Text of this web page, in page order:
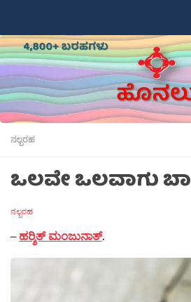
ನಲ್ಬರಹ
ಒಲವೇ ಒಲವಾಗು ಬಾ
ನಲ್ಬರಹ
–ಹರ‍್ಶಿತ್ ಮಂಜುನಾತ್.